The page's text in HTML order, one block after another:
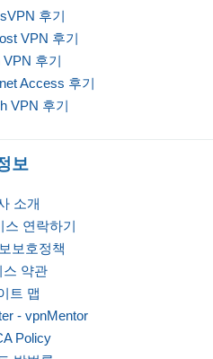
후기
VPN 후기
VPN 후기
Access 후기
VPN 후기
보
소개
스 연락하기
보호정책
스 약관
트 맵
- vpnMentor
Policy